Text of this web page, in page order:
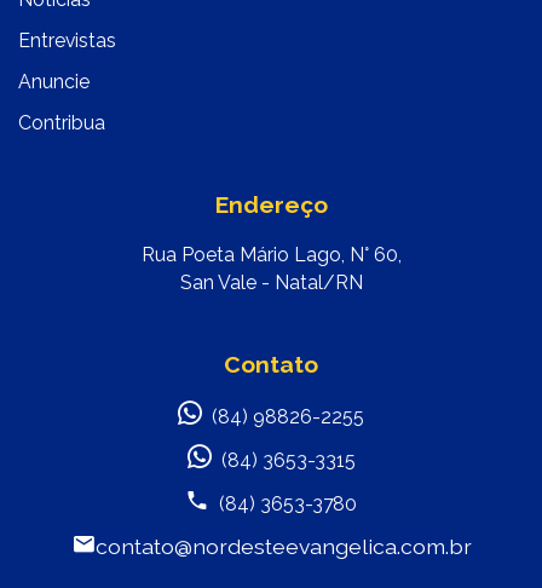
Entrevistas
Anuncie
Contribua
Endereço
Rua Poeta Mário Lago, N° 60,
San Vale - Natal/RN
Contato
(84) 98826-2255
(84) 3653-3315
(84) 3653-3780
contato@nordesteevangelica.com.br